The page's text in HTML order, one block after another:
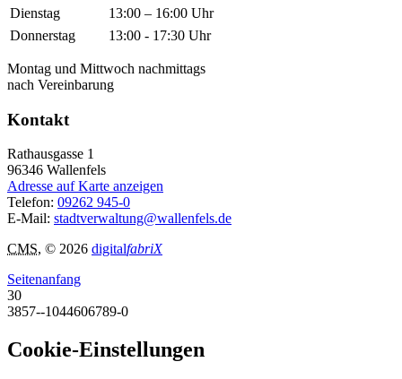
Dienstag
13:00 – 16:00 Uhr
Donnerstag
13:00 - 17:30 Uhr
Montag und Mittwoch nachmittags
nach Vereinbarung
Kontakt
Rathausgasse 1
96346 Wallenfels
Adresse auf Karte anzeigen
Telefon: 09262 945-0
E-Mail: stadtverwaltung@wallenfels.de
CMS, © 2026 digitalfabriX
Seitenanfang
30
3857--1044606789-0
Cookie-Einstellungen